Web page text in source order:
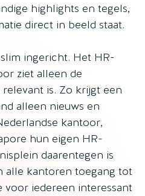
highlights en tegels,
direct in beeld staat.
ingericht. Het HR-
ziet alleen de
is. Zo krijgt een
alleen nieuws en
kantoor,
hun eigen HR-
daarentegen is
alle kantoren toegang tot
voor iedereen interessant